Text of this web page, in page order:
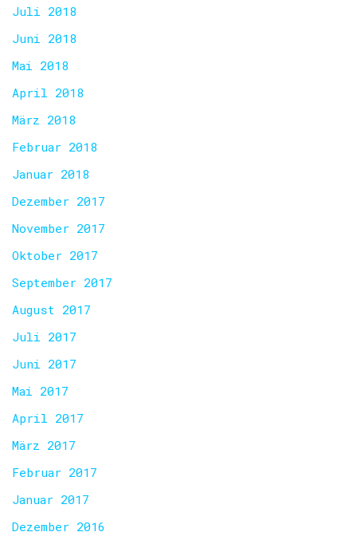
Juli 2018
Juni 2018
Mai 2018
April 2018
März 2018
Februar 2018
Januar 2018
Dezember 2017
November 2017
Oktober 2017
September 2017
August 2017
Juli 2017
Juni 2017
Mai 2017
April 2017
März 2017
Februar 2017
Januar 2017
Dezember 2016